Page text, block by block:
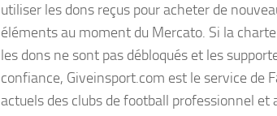
utiliser les dons reçus pour acheter de
éléments au moment du Mercato. Si la
les dons ne sont pas débloqués et les
confiance, Giveinsport.com est le service de
actuels des clubs de football professionnel et